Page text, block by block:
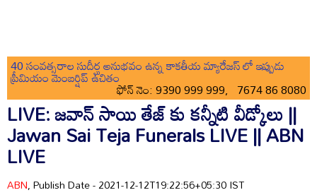
40 సంవత్సరాల సుదీర్ఘ అనుభవం ఉన్న కాకతీయ మ్యారేజస్ లో ఇప్పుడు
ప్రీమియం మెంబర్షిప్ ఉచితం
ఫోన్ నెం: 9390 999 999, 7674 86 8080
LIVE: జవాన్ సాయి తేజ్ కు కన్నీటి వీడ్కోలు ||
Jawan Sai Teja Funerals LIVE || ABN
LIVE
ABN, Publish Date - 2021-12-12T19:22:56+05:30 IST